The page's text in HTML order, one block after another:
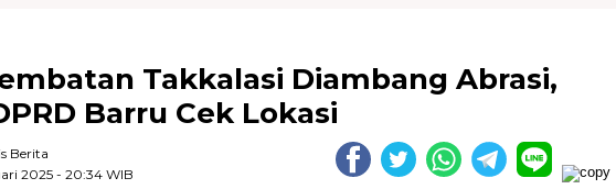
Takkalasi Diambang Abrasi,
Barru Cek Lokasi
Berita
2025 - 20:34 WIB